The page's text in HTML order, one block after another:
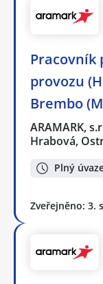
Pracovník
provozu
Brembo
ARAMARK,
Hrabová,
Plný
Zveřejněno: 3.